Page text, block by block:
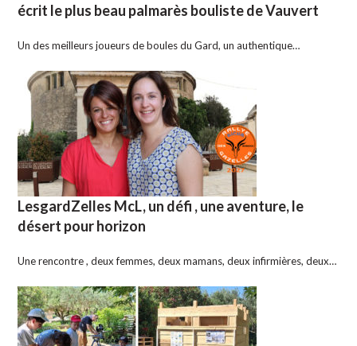
écrit le plus beau palmarès bouliste de Vauvert
Un des meilleurs joueurs de boules du Gard, un authentique…
LesgardZelles McL, un défi , une aventure, le
désert pour horizon
Une rencontre , deux femmes, deux mamans, deux infirmières, deux…